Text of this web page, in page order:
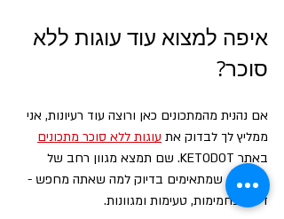
איפה למצוא עוד עוגות ללא
סוכר?
אם נהנית מהמתכונים כאן ורוצה עוד רעיונות, אני
ממליץ לך לבדוק את עוגות ללא סוכר מתכונים
באתר KETODOT. שם תמצא מגוון רחב של
מתכונים שמתאימים בדיוק למה שאתה מחפש -
דלות פחמימות, טעימות ומגוונות.